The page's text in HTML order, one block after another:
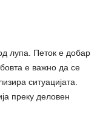
лупа. Петок е добар
е важно да се
ситуацијата.
преку деловен